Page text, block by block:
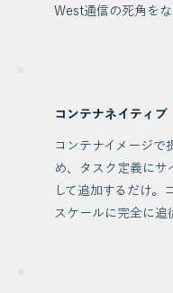
West通信の死角をな
コンテナネイティブ
コンテナイメージで
め、タスク定義にサ
して追加するだけ。
スケールに完全に追